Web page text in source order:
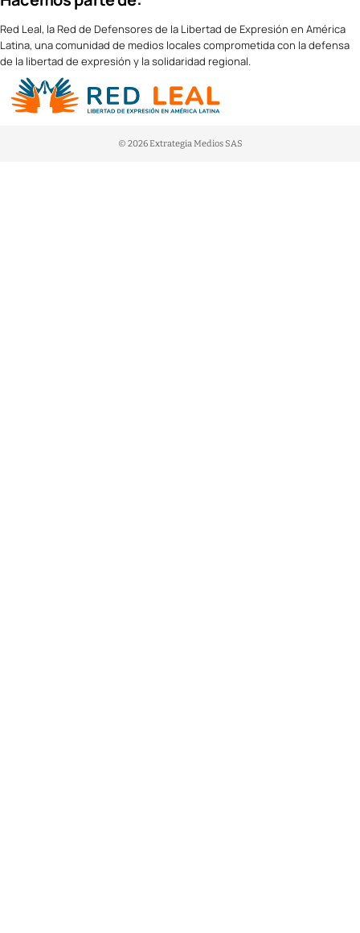
Red Leal, la Red de Defensores de la Libertad de Expresión en América
Latina, una comunidad de medios locales comprometida con la defensa
de la libertad de expresión y la solidaridad regional.
© 2026 Extrategia Medios SAS